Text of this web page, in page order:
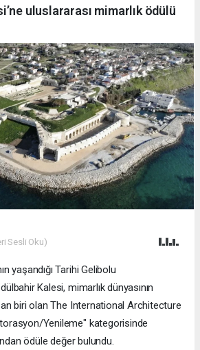
uluslararası mimarlık ödülü
Sesli Oku)
yaşandığı Tarihi Gelibolu
Kalesi, mimarlık dünyasının
biri olan The International Architecture
Yenileme" kategorisinde
ödüle değer bulundu.